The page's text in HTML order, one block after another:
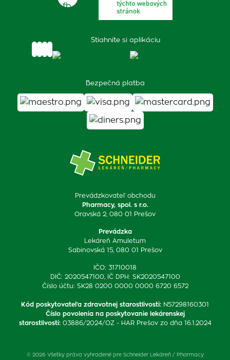
Prevádzkovateľ obchodu
Pharmacy, spol. s r.o.
Oravská 2, 080 01 Prešov
Prevádzka
Lekáreň Amuletum
Sabinovská 15, 080 01 Prešov
IČO: 31710018
DIČ: 2020547100, IČ DPH: SK2020547100
Číslo účtu: SK28 0200 0000 0000 6720 6572
Kód poskytovateľa zdravotnej starostlivosti: N57298160301
Číslo povolenia na poskytovanie lekárenskej
starostlivosti: 03886/2024/OZ - HAR Prešov zo dňa 16.1.2024
Stiahnite si aplikáciu
Bezpečná platba
© 2026 Všetky práva vyhradené pre Schneider Lekáreň / Pharmacy